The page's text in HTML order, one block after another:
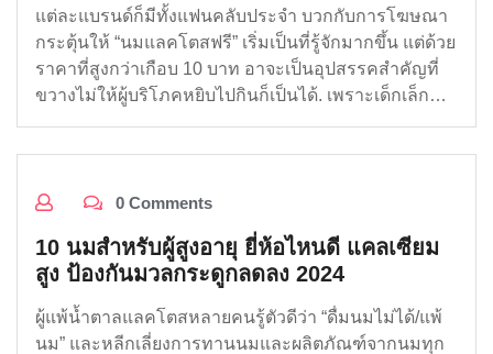
แต่ละแบรนด์ก็มีทั้งแฟนคลับประจำ บวกกับการโฆษณา
กระตุ้นให้ “นมแลคโตสฟรี” เริ่มเป็นที่รู้จักมากขึ้น แต่ด้วย
ราคาที่สูงกว่าเกือบ 10 บาท อาจะเป็นอุปสรรคสำคัญที่
ขวางไม่ให้ผู้บริโภคหยิบไปกินก็เป็นได้. เพราะเด็กเล็ก…
0 Comments
10 นมสำหรับผู้สูงอายุ ยี่ห้อไหนดี แคลเซียม
สูง ป้องกันมวลกระดูกลดลง 2024
ผู้แพ้น้ำตาลแลคโตสหลายคนรู้ตัวดีว่า “ดื่มนมไม่ได้/แพ้
นม” และหลีกเลี่ยงการทานนมและผลิตภัณฑ์จากนมทุก